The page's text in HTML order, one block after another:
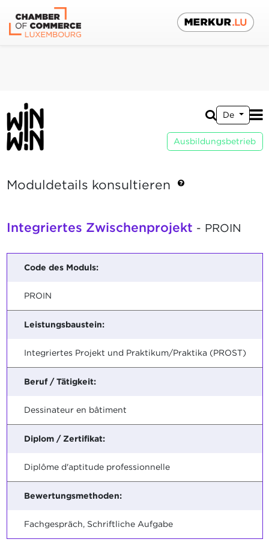
De
Ausbildungsbetrieb
Moduldetails konsultieren
Integriertes Zwischenprojekt - PROIN
Code des Moduls:
PROIN
Leistungsbaustein:
Integriertes Projekt und Praktikum/Praktika (PROST)
Beruf / Tätigkeit:
Dessinateur en bâtiment
Diplom / Zertifikat:
Diplôme d'aptitude professionnelle
Bewertungsmethoden:
Fachgespräch, Schriftliche Aufgabe